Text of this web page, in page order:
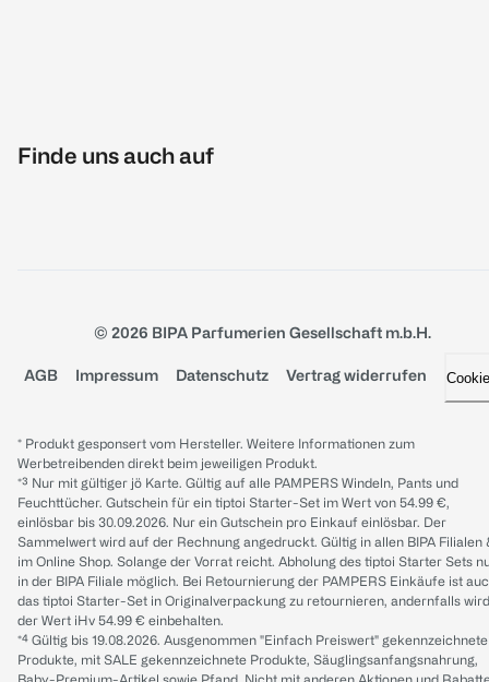
Finde uns auch auf
© 2026 BIPA Parfumerien Gesellschaft m.b.H.
AGB Impressum Datenschutz Vertrag widerrufen
* Produkt gesponsert vom Hersteller. Weitere Informationen zum
Werbetreibenden direkt beim jeweiligen Produkt.
*³ Nur mit gültiger jö Karte. Gültig auf alle PAMPERS Windeln, Pants und
Feuchttücher. Gutschein für ein tiptoi Starter-Set im Wert von 54.99 €,
einlösbar bis 30.09.2026. Nur ein Gutschein pro Einkauf einlösbar. Der
Sammelwert wird auf der Rechnung angedruckt. Gültig in allen BIPA Filialen
im Online Shop. Solange der Vorrat reicht. Abholung des tiptoi Starter Sets
in der BIPA Filiale möglich. Bei Retournierung der PAMPERS Einkäufe ist
das tiptoi Starter-Set in Originalverpackung zu retournieren, andernfalls wird
der Wert iHv 54.99 € einbehalten.
*⁴ Gültig bis 19.08.2026. Ausgenommen "Einfach Preiswert" gekennzeichnete
Produkte, mit SALE gekennzeichnete Produkte, Säuglingsanfangsnahrung,
Baby-Premium-Artikel sowie Pfand. Nicht mit anderen Aktionen und